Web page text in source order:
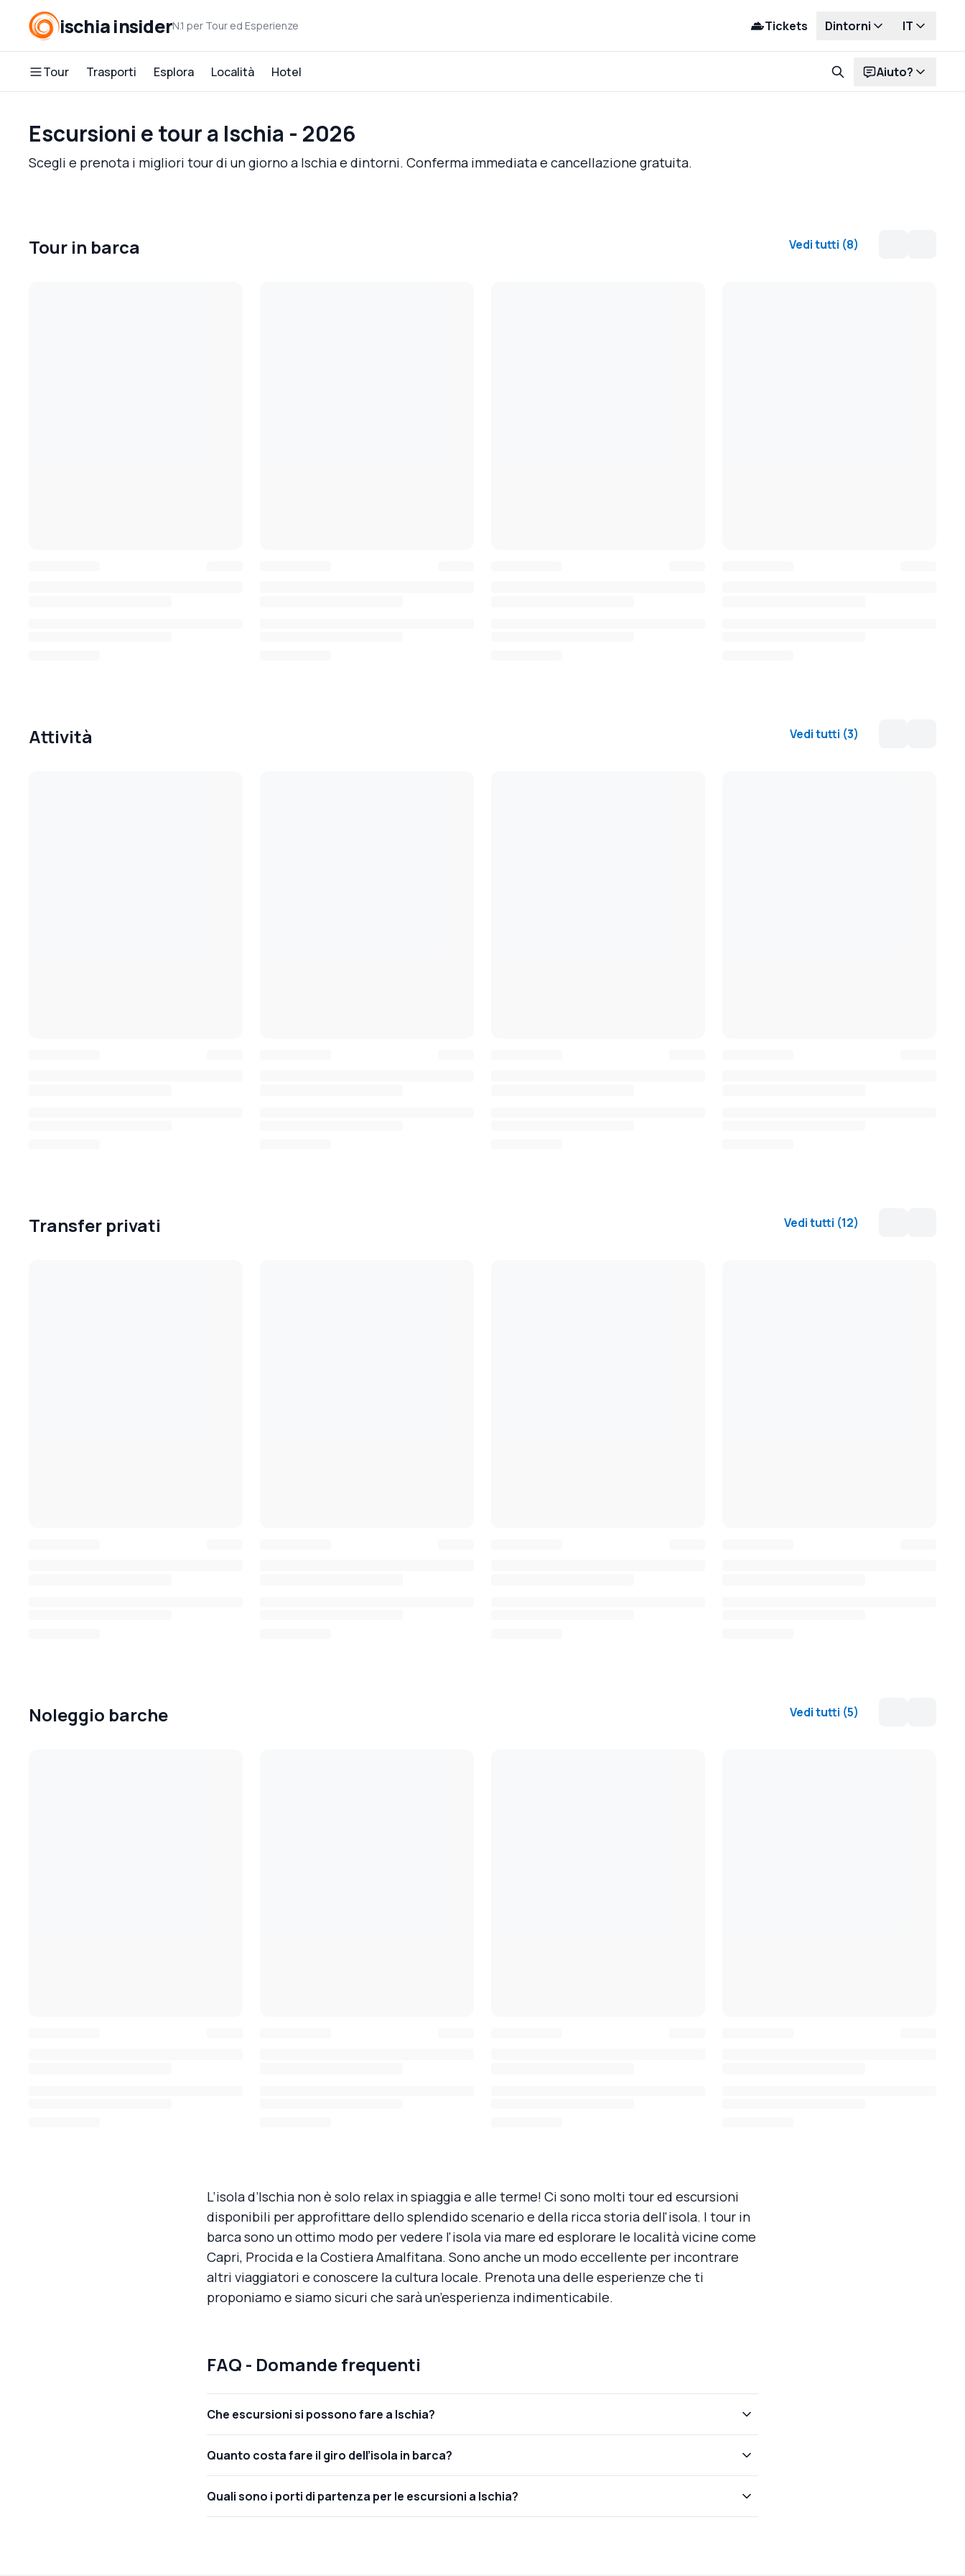
ischia insiderN.1 per Tour ed Esperienze Tickets Dintorni IT
Tour Trasporti Esplora Località Hotel Aiuto?
Escursioni e tour a Ischia - 2026
Scegli e prenota i migliori tour di un giorno a Ischia e dintorni. Conferma immediata e cancellazione gratuita.
Tour in barca Vedi tutti (8)
Attività Vedi tutti (3)
Transfer privati Vedi tutti (12)
Noleggio barche Vedi tutti (5)
L’isola d’Ischia non è solo relax in spiaggia e alle terme! Ci sono molti tour ed escursioni
disponibili per approfittare dello splendido scenario e della ricca storia dell'isola. I tour in
barca sono un ottimo modo per vedere l'isola via mare ed esplorare le località vicine come
Capri, Procida e la Costiera Amalfitana. Sono anche un modo eccellente per incontrare
altri viaggiatori e conoscere la cultura locale. Prenota una delle esperienze che ti
proponiamo e siamo sicuri che sarà un’esperienza indimenticabile.
FAQ - Domande frequenti
Che escursioni si possono fare a Ischia?
Quanto costa fare il giro dell’isola in barca?
Quali sono i porti di partenza per le escursioni a Ischia?